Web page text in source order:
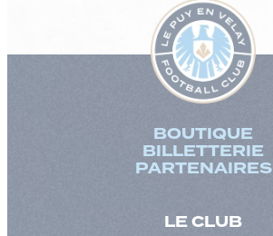
BOUTIQUE
BILLETTERIE
PARTENAIRES
LE CLUB